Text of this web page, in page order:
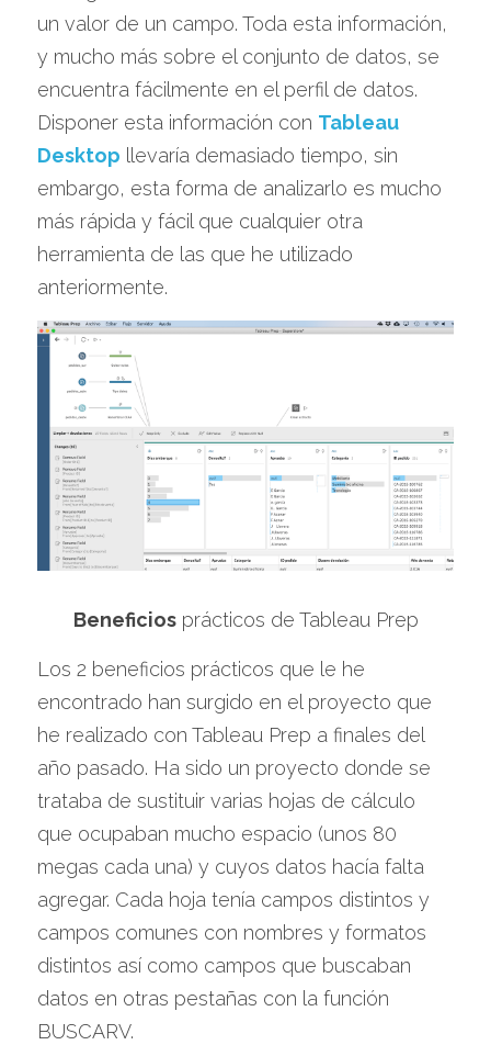
un valor de un campo. Toda esta información,
y mucho más sobre el conjunto de datos, se
encuentra fácilmente en el perfil de datos.
Disponer esta información con Tableau
Desktop llevaría demasiado tiempo, sin
embargo, esta forma de analizarlo es mucho
más rápida y fácil que cualquier otra
herramienta de las que he utilizado
anteriormente.
Beneficios prácticos de Tableau Prep
Los 2 beneficios prácticos que le he
encontrado han surgido en el proyecto que
he realizado con Tableau Prep a finales del
año pasado. Ha sido un proyecto donde se
trataba de sustituir varias hojas de cálculo
que ocupaban mucho espacio (unos 80
megas cada una) y cuyos datos hacía falta
agregar. Cada hoja tenía campos distintos y
campos comunes con nombres y formatos
distintos así como campos que buscaban
datos en otras pestañas con la función
BUSCARV.